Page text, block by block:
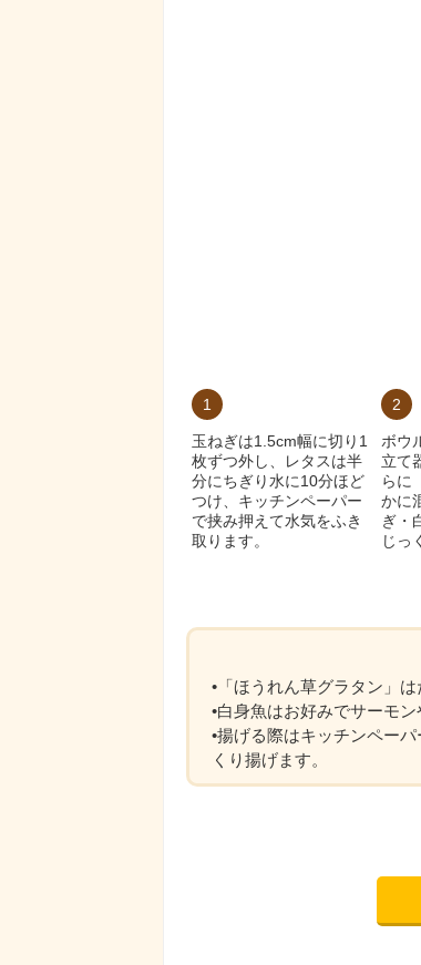
1
玉ねぎは1.5cm幅に切り1
枚ずつ外し、レタスは半
分にちぎり水に10分ほど
つけ、キッチンペーパー
で挟み押えて水気をふき
取ります。
2
ボウ
立て
らに
かに
ぎ・
じっ
•「ほうれん草グラタン」
•白身魚はお好みでサーモ
•揚げる際はキッチンペー
くり揚げます。